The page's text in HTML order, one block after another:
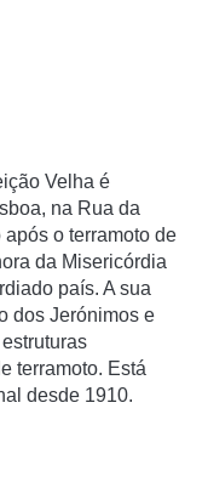
Velha é
na Rua da
o terramoto de
da Misericórdia
país. A sua
dos Jerónimos e
terramoto. Está
desde 1910.